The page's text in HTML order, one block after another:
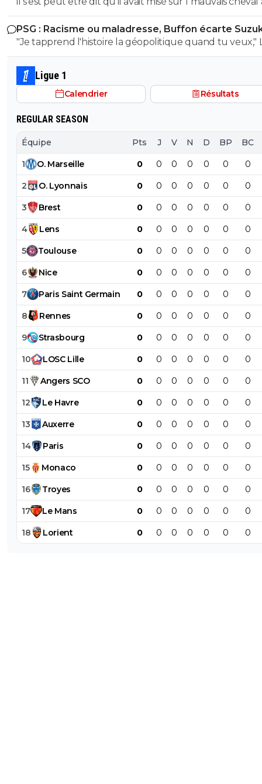
risques et s'interrogent sur sa longue blessure avant
mettre une telle somme dans ce joueur.
u coup
PSG : Racisme ou maladresse, Buffon écarte
"Je tapprend l'histoire la géopolitique quand tu veux," LOL
LOL LOL tu peux meme pas apprendre à un collégien
l'histoire puisque meme un élève de 3eme sait que le
nazisme c'est pas en Italie contrairement à toi l'ane du
! Ca se voit que t'es l'électeur moyen de LFI, un mec plus
démontrer ici abruti ! putain tes parents t'ont fini à la
c'est pas possible....tu démontres que tu connais rien à
l'ignorant qui manque cruellement de culture veut
donner des cours mdr
Ligue 1
Calendrier Résultats
REGULAR SEASON
Équipe Pts J V N D BP BC
1 O. Marseille 0 0 0 0 0 0 0
2 O. Lyonnais 0 0 0 0 0 0 0
3 Brest 0 0 0 0 0 0 0
4 Lens 0 0 0 0 0 0 0
5 Toulouse 0 0 0 0 0 0 0
6 Nice 0 0 0 0 0 0 0
7 Paris Saint Germain 0 0 0 0 0 0 0
8 Rennes 0 0 0 0 0 0 0
9 Strasbourg 0 0 0 0 0 0 0
10 LOSC Lille 0 0 0 0 0 0 0
11 Angers SCO 0 0 0 0 0 0 0
12 Le Havre 0 0 0 0 0 0 0
13 Auxerre 0 0 0 0 0 0 0
14 Paris 0 0 0 0 0 0 0
15 Monaco 0 0 0 0 0 0 0
16 Troyes 0 0 0 0 0 0 0
17 Le Mans 0 0 0 0 0 0 0
18 Lorient 0 0 0 0 0 0 0